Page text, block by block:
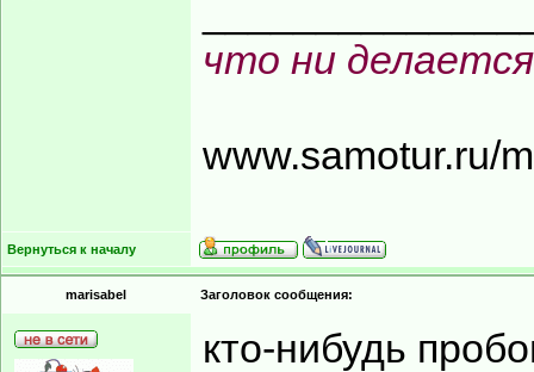
что ни
www.samotur.ru/
Вернуться к началу
marisabel Заголовок сообщения:
кто-нибудь